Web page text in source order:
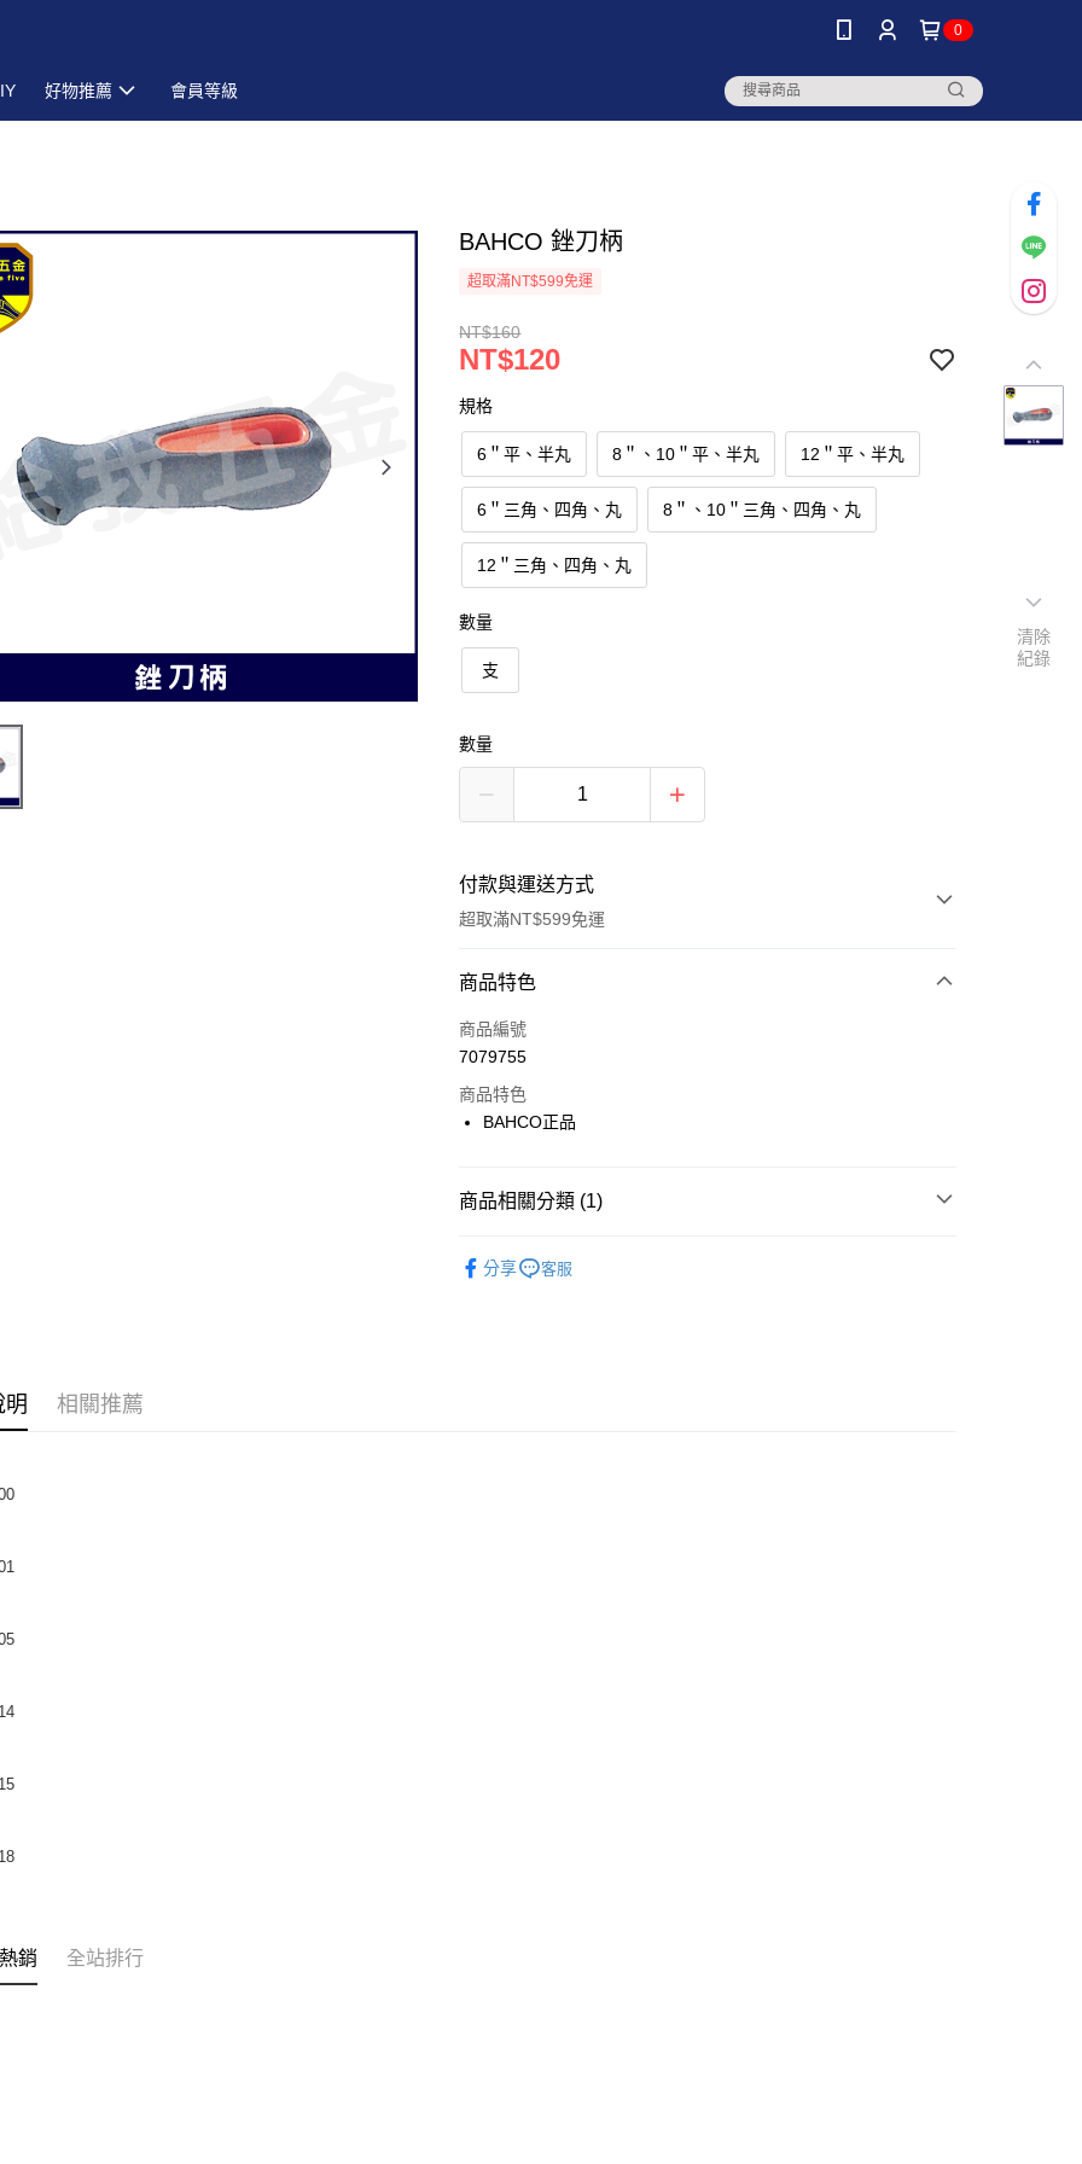
0
好物推薦 會員等級
BAHCO 銼刀柄
超取滿NT$599免運
NT$160
NT$120
規格
6＂平、半丸 8＂、10＂平、半丸 12＂平、半丸
6＂三角、四角、丸 8＂、10＂三角、四角、丸
12＂三角、四角、丸
數量
支
數量
付款與運送方式
超取滿NT$599免運
付款方式
信用卡一次付款
悠遊付
運送方式
每筆NT$60，滿NT$599(含以上)免運費
商品特色
商品編號
7079755
商品特色
BAHCO正品
商品相關分類 (1)
分享
客服
明 相關推薦
銷 全站排行
清除
紀錄